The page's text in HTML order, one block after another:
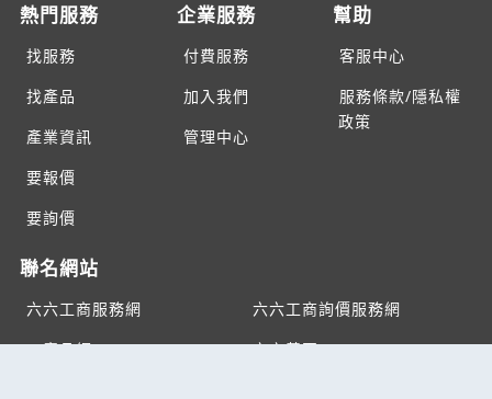
熱門服務
找服務
找產品
產業資訊
要報價
要詢價
企業服務
付費服務
加入我們
管理中心
幫助
客服中心
服務條款/隱私權
政策
聯名網站
六六工商服務網
六六工商詢價服務網
JB產品網
六六黃頁